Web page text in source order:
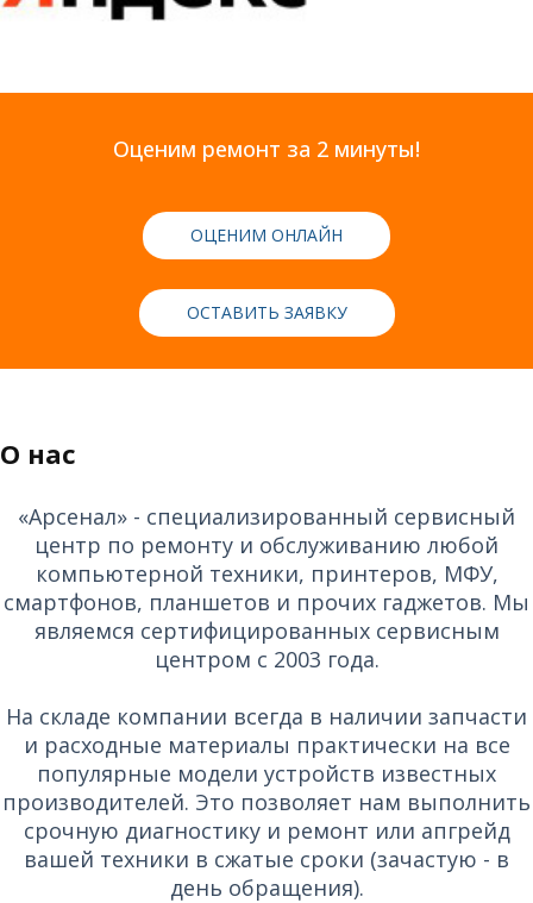
Оценим ремонт за 2 минуты!
ОЦЕНИМ ОНЛАЙН
ОСТАВИТЬ ЗАЯВКУ
О нас
«Арсенал» - специализированный сервисный
центр по ремонту и обслуживанию любой
компьютерной техники, принтеров, МФУ,
смартфонов, планшетов и прочих гаджетов. Мы
являемся сертифицированных сервисным
центром с 2003 года.
На складе компании всегда в наличии запчасти
и расходные материалы практически на все
популярные модели устройств известных
производителей. Это позволяет нам выполнить
срочную диагностику и ремонт или апгрейд
вашей техники в сжатые сроки (зачастую - в
день обращения).